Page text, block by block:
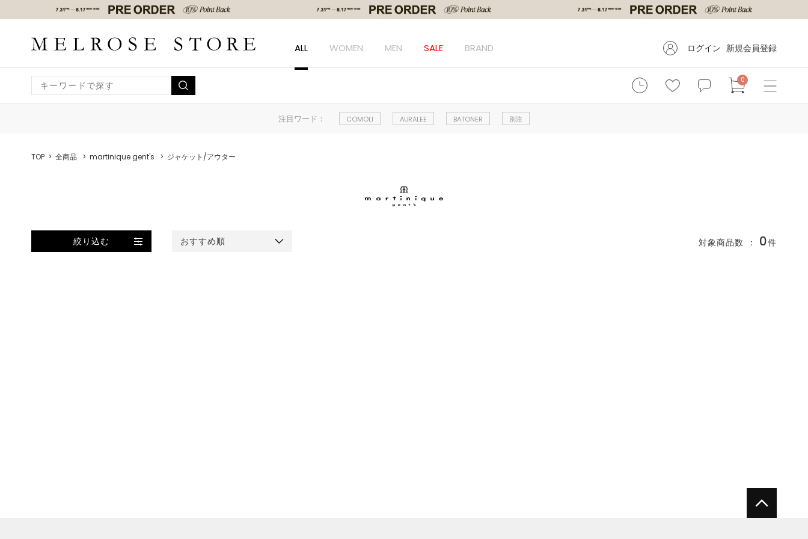
ALL WOMEN MEN SALE BRAND ログイン 新規会員登録
0
注目ワード： COMOLI AURALEE BATONER 別注
TOP 全商品 martinique gent's ジャケット/アウター
絞り込む おすすめ順 対象商品数 ： 0件